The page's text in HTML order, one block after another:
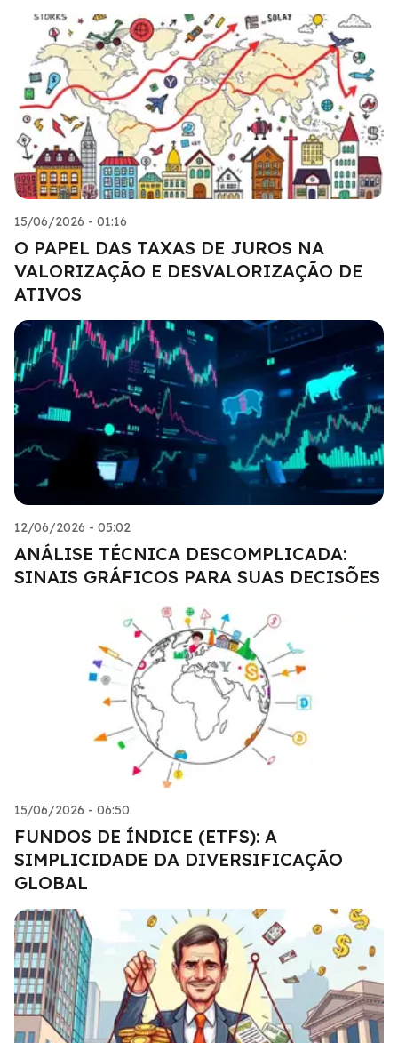
15/06/2026 - 01:16
O PAPEL DAS TAXAS DE JUROS NA
VALORIZAÇÃO E DESVALORIZAÇÃO DE
ATIVOS
12/06/2026 - 05:02
ANÁLISE TÉCNICA DESCOMPLICADA:
SINAIS GRÁFICOS PARA SUAS DECISÕES
15/06/2026 - 06:50
FUNDOS DE ÍNDICE (ETFS): A
SIMPLICIDADE DA DIVERSIFICAÇÃO
GLOBAL